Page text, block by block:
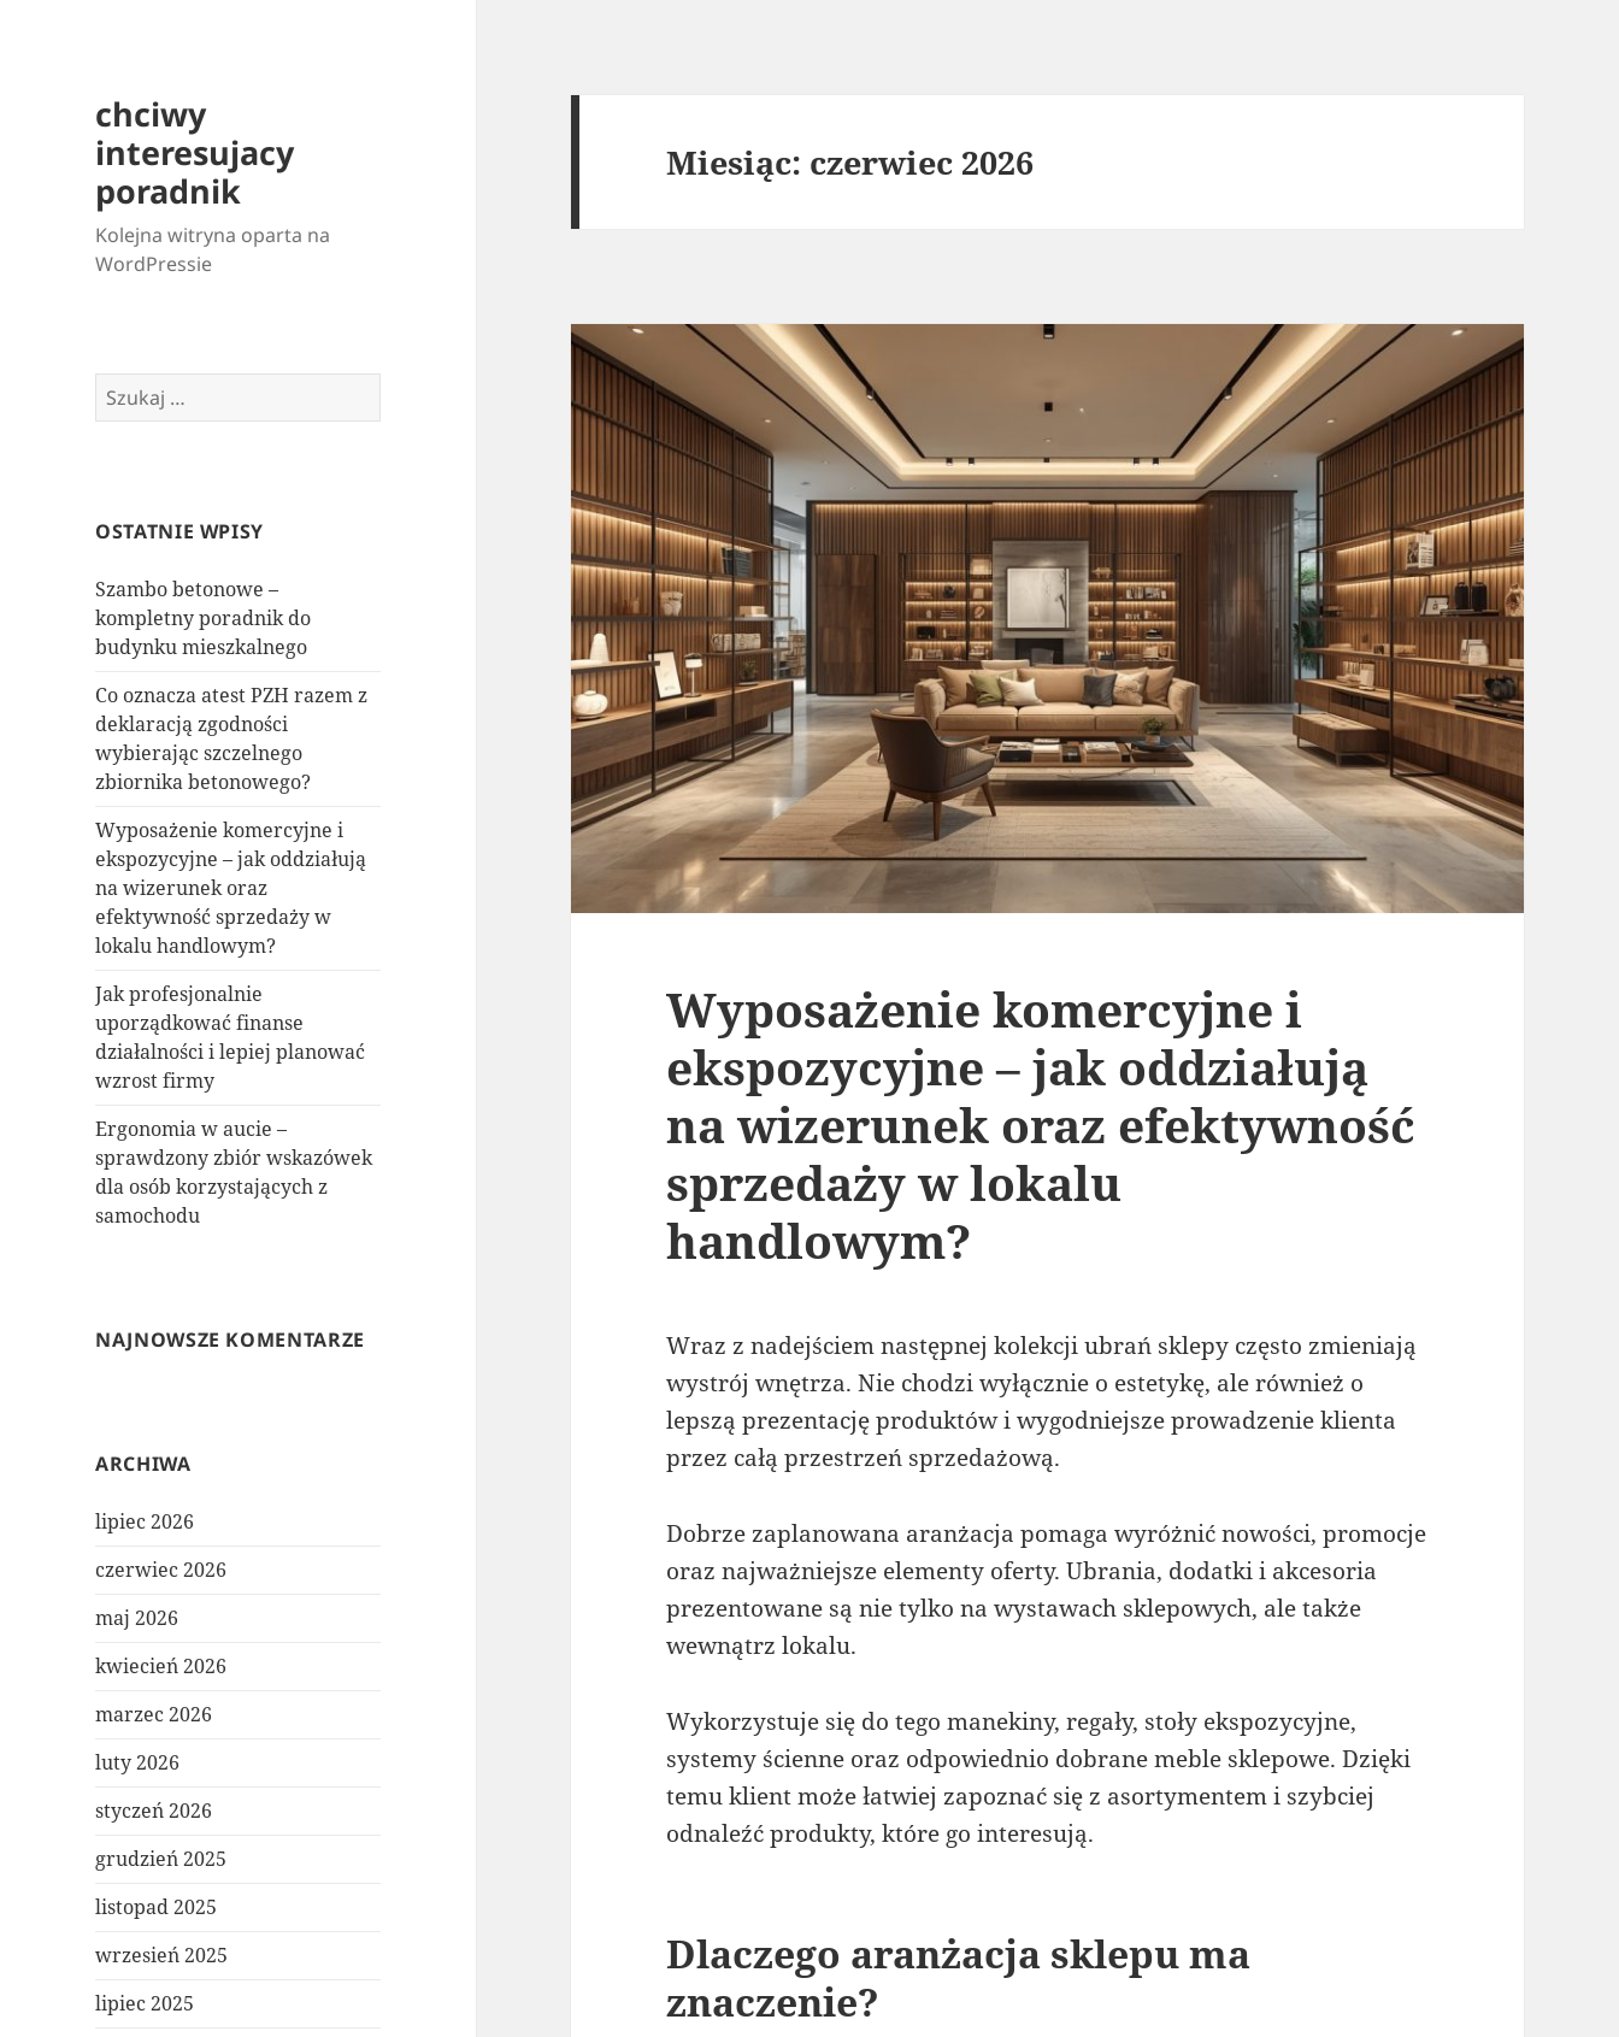
chciwy
interesujacy
poradnik
Kolejna witryna oparta na
WordPressie
Szukaj:
OSTATNIE WPISY
Szambo betonowe –
kompletny poradnik do
budynku mieszkalnego
Co oznacza atest PZH razem z
deklaracją zgodności
wybierając szczelnego
zbiornika betonowego?
Wyposażenie komercyjne i
ekspozycyjne – jak oddziałują
na wizerunek oraz
efektywność sprzedaży w
lokalu handlowym?
Jak profesjonalnie
uporządkować finanse
działalności i lepiej planować
wzrost firmy
Ergonomia w aucie –
sprawdzony zbiór wskazówek
dla osób korzystających z
samochodu
NAJNOWSZE KOMENTARZE
ARCHIWA
lipiec 2026
czerwiec 2026
maj 2026
kwiecień 2026
marzec 2026
luty 2026
styczeń 2026
grudzień 2025
listopad 2025
wrzesień 2025
lipiec 2025
Miesiąc: czerwiec 2026
Wyposażenie komercyjne i
ekspozycyjne – jak oddziałują
na wizerunek oraz efektywność
sprzedaży w lokalu
handlowym?
Wraz z nadejściem następnej kolekcji ubrań sklepy często zmieniają
wystrój wnętrza. Nie chodzi wyłącznie o estetykę, ale również o
lepszą prezentację produktów i wygodniejsze prowadzenie klienta
przez całą przestrzeń sprzedażową.
Dobrze zaplanowana aranżacja pomaga wyróżnić nowości, promocje
oraz najważniejsze elementy oferty. Ubrania, dodatki i akcesoria
prezentowane są nie tylko na wystawach sklepowych, ale także
wewnątrz lokalu.
Wykorzystuje się do tego manekiny, regały, stoły ekspozycyjne,
systemy ścienne oraz odpowiednio dobrane meble sklepowe. Dzięki
temu klient może łatwiej zapoznać się z asortymentem i szybciej
odnaleźć produkty, które go interesują.
Dlaczego aranżacja sklepu ma
znaczenie?